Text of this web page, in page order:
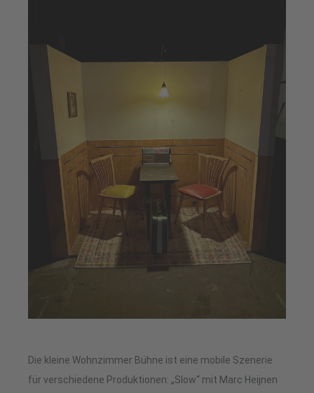
Die kleine Wohnzimmer Bühne ist eine mobile Szenerie
für verschiedene Produktionen: „Slow“ mit Marc Heijnen